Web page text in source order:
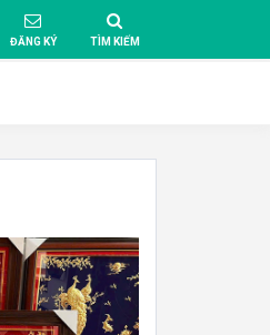
ĐĂNG KÝ TÌM KIẾM